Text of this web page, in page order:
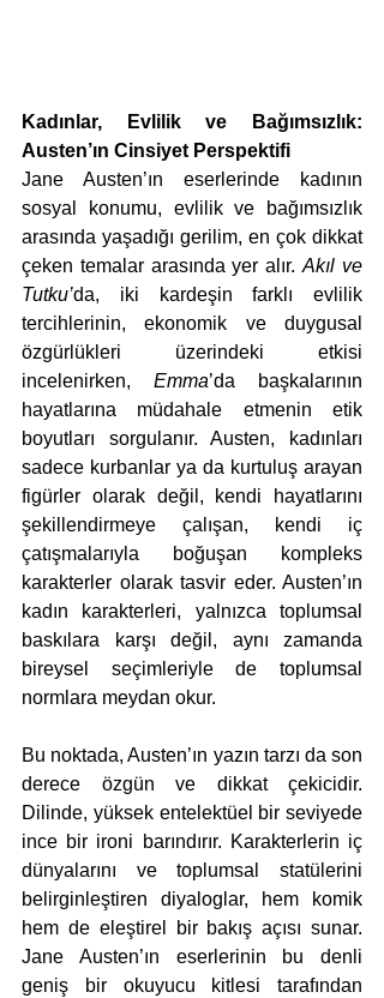
Kadınlar, Evlilik ve Bağımsızlık:
Austen’ın Cinsiyet Perspektifi
Jane Austen’ın eserlerinde kadının
sosyal konumu, evlilik ve bağımsızlık
arasında yaşadığı gerilim, en çok dikkat
çeken temalar arasında yer alır. Akıl ve
Tutku’da, iki kardeşin farklı evlilik
tercihlerinin, ekonomik ve duygusal
özgürlükleri üzerindeki etkisi
incelenirken, Emma’da başkalarının
hayatlarına müdahale etmenin etik
boyutları sorgulanır. Austen, kadınları
sadece kurbanlar ya da kurtuluş arayan
figürler olarak değil, kendi hayatlarını
şekillendirmeye çalışan, kendi iç
çatışmalarıyla boğuşan kompleks
karakterler olarak tasvir eder. Austen’ın
kadın karakterleri, yalnızca toplumsal
baskılara karşı değil, aynı zamanda
bireysel seçimleriyle de toplumsal
normlara meydan okur.
Bu noktada, Austen’ın yazın tarzı da son
derece özgün ve dikkat çekicidir.
Dilinde, yüksek entelektüel bir seviyede
ince bir ironi barındırır. Karakterlerin iç
dünyalarını ve toplumsal statülerini
belirginleştiren diyaloglar, hem komik
hem de eleştirel bir bakış açısı sunar.
Jane Austen’ın eserlerinin bu denli
geniş bir okuyucu kitlesi tarafından